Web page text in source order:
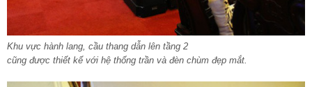
Khu vực hành lang, cầu thang dẫn lên tầng 2
cũng được thiết kế với hệ thống trần và đèn chùm đẹp mắt.